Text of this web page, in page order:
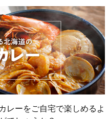
レーをご自宅で楽しめるよ